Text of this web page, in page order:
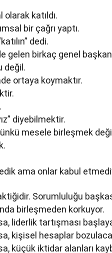
katıldı.
bir çağrı yaptı.
dedi.
gelen birkaç genel başkan
değil.
ortaya koymaktır.
diyebilmektir.
mesele birleşmek
ama onlar kabul
Sorumluluğu
birleşmeden korkuyor.
liderlik tartışması
kişisel hesaplar
küçük iktidar alanları